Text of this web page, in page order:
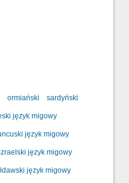
ormiański sardyński
język migowy
język migowy
język migowy
język migowy